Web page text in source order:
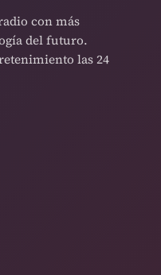
con más
del futuro.
las 24